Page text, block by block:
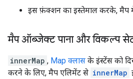
इस फ़ंक्शन का इस्तेमाल करके, मैप में
मैप ऑब्जेक्ट पाना और विकल्प
innerMap , Map क्लास के इंस्टेंस को
करने के लिए, मैप एलिमेंट से innerMap